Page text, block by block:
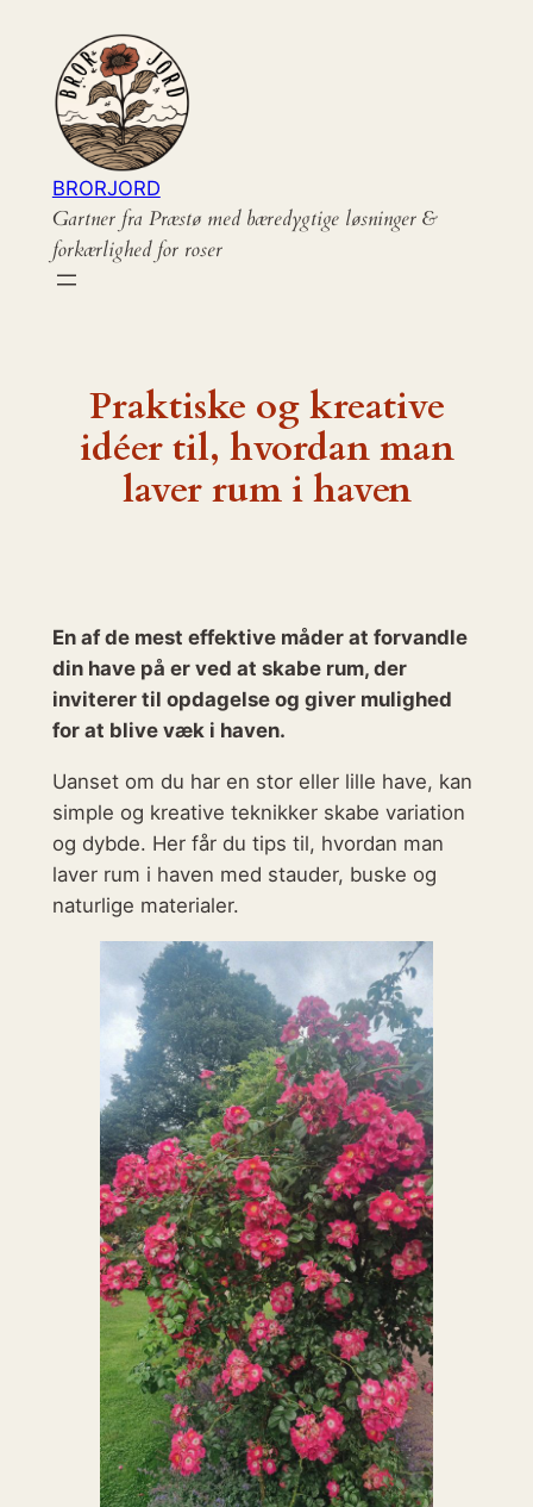
indhold
BRORJORD
Gartner fra Præstø med bæredygtige løsninger &
forkærlighed for roser
Praktiske og kreative
idéer til, hvordan man
laver rum i haven
En af de mest effektive måder at forvandle
din have på er ved at skabe rum, der
inviterer til opdagelse og giver mulighed
for at blive væk i haven.
Uanset om du har en stor eller lille have, kan
simple og kreative teknikker skabe variation
og dybde. Her får du tips til, hvordan man
laver rum i haven med stauder, buske og
naturlige materialer.